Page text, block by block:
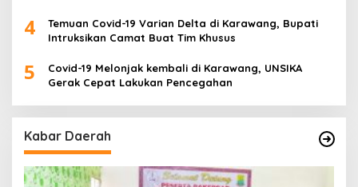
4
Temuan Covid-19 Varian Delta di Karawang, Bupati
Intruksikan Camat Buat Tim Khusus
5
Covid-19 Melonjak kembali di Karawang, UNSIKA
Gerak Cepat Lakukan Pencegahan
Kabar Daerah